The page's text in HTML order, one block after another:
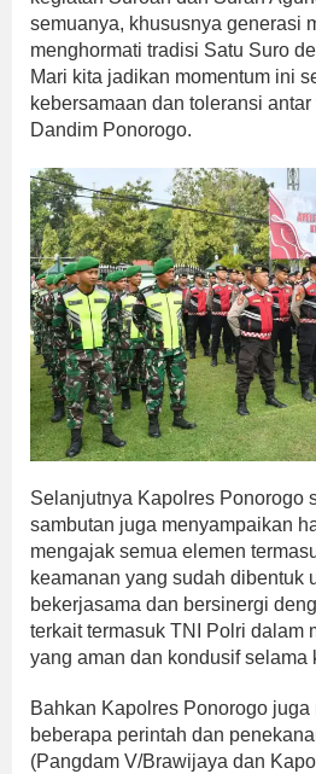
semuanya, khususnya generasi
menghormati tradisi Satu Suro
Mari kita jadikan momentum ini
kebersamaan dan toleransi antar
Dandim Ponorogo.
Selanjutnya Kapolres Ponorogo
sambutan juga menyampaikan
mengajak semua elemen
keamanan yang sudah dibentuk
bekerjasama dan bersinergi
terkait termasuk TNI Polri dalam
yang aman dan kondusif selama
Bahkan Kapolres Ponorogo juga
beberapa perintah dan
(Pangdam V/Brawijaya dan